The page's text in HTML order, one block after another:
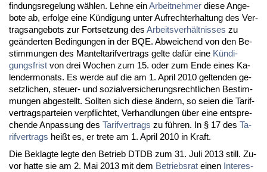
fin­dungs­re­ge­lung wählen. Leh­ne einAr­beit­neh­mer die­se An­ge­
bo­te ab, er­fol­ge ei­ne Kündi­gung un­ter Auf­recht­er­hal­tung des Ver­
trags­an­ge­bots zur Fort­set­zung des Ar­beits­verhält­nis­ses zu
geänder­ten Be­din­gun­gen in der BQE. Ab­wei­chend von den Be­
stim­mun­gen des Man­tel­ta­rif­ver­trags gel­te dafür ei­ne Kündi­
gungs­frist von drei Wo­chen zum 15. oder zum En­de ei­nes Ka­
len­der­mo­nats. Es wer­de auf die am 1. April 2010 gel­ten­den ge­
setz­li­chen, steu­er- und so­zi­al­ver­si­che­rungs­recht­li­chen Be­stim­
mun­gen ab­ge­stellt. Soll­ten sich die­se ändern, so sei­en die Ta­rif­
ver­trags­par­tei­en ver­pflich­tet, Ver­hand­lun­gen über ei­ne ent­spre­
chen­de An­pas­sung des Ta­rif­ver­trags zu führen. In § 17 des Ta­
rif­ver­trags heißt es, er tre­te am 1. April 2010 in Kraft.
Die Be­klag­te leg­te den Be­trieb DT­DB zum 31. Ju­li 2013 still. Zu­
vor hat­te sie am 2. Mai 2013 mit dem Be­triebs­rat ei­nen In­ter­es­